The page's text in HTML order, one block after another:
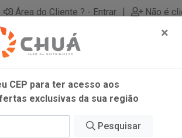
Área do Cliente ? - Entrar | Não é
×
CEP para ter acesso aos
exclusivas da sua região
Pesquisar